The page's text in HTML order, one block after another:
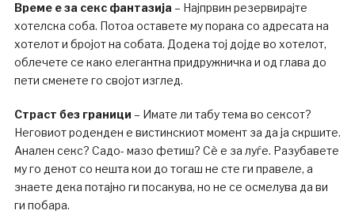
Време е за секс фантазија – Најпрвин резервирајте
хотелска соба. Потоа оставете му порака со адресата на
хотелот и бројот на собата. Додека тој дојде во хотелот,
облечете се како елегантна придружничка и од глава до
пети сменете го својот изглед.
Страст без граници – Имате ли табу тема во сексот?
Неговиот роденден е вистинскиот момент за да ја скршите.
Анален секс? Садо- мазо фетиш? Сè е за луѓе. Разубавете
му го денот со нешта кои до тогаш не сте ги правеле, а
знаете дека потајно ги посакува, но не се осмелува да ви
ги побара.